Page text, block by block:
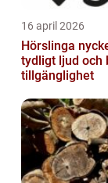
16 april 2026
Hörslinga nyckeln till
tydligt ljud och
tillgänglighet